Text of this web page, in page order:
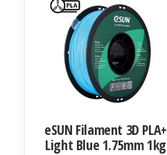
eSUN Filament 3D PLA+
Light Blue 1.75mm 1kg